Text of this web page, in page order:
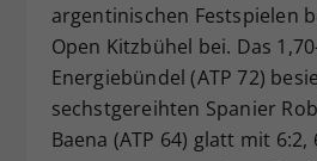
argentinischen Festspielen
Open Kitzbühel bei. Das
Energiebündel (ATP 72)
sechstgereihten Spanier
Baena (ATP 64) glatt mit